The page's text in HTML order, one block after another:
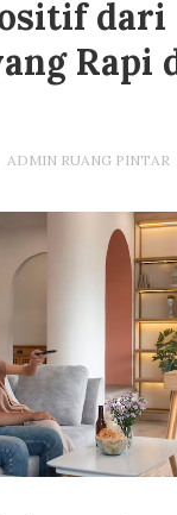
dari
Rapi
ADMIN RUANG PINTAR